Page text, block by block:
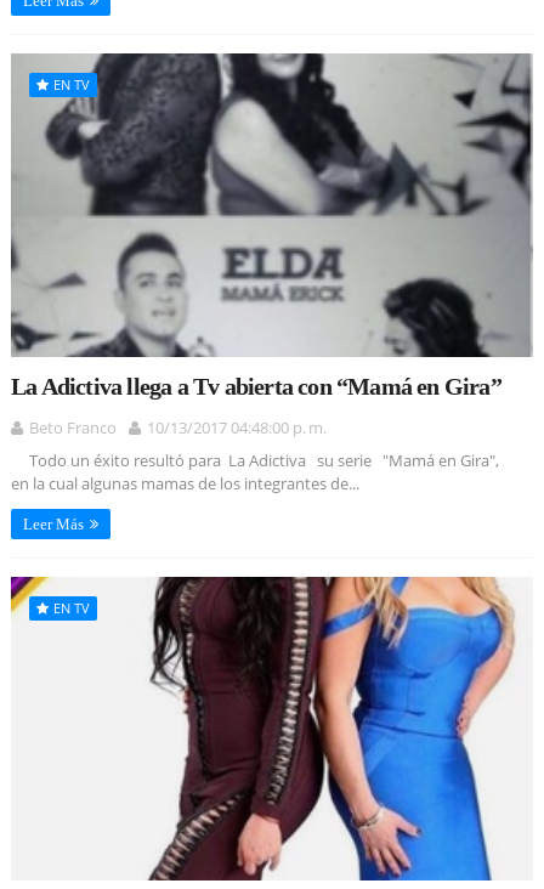
EN TV
La Adictiva llega a Tv abierta con “Mamá en Gira”
Beto Franco
10/13/2017 04:48:00 p. m.
Todo un éxito resultó para La Adictiva su serie "Mamá en Gira",
en la cual algunas mamas de los integrantes de...
Leer Más
EN TV